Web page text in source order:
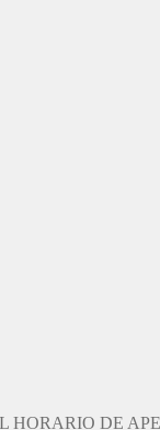
HORARIO DE